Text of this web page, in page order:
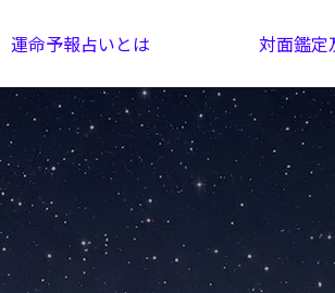
運命予報占いとは 対面鑑定